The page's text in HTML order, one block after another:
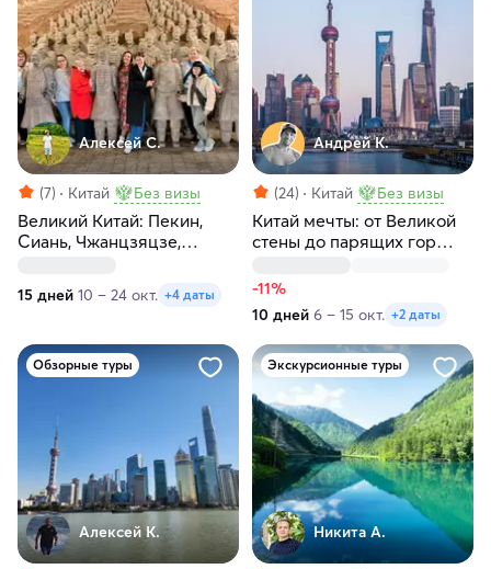
Алексей С.
(7) Китай Без визы
Великий Китай: Пекин,
Сиань, Чжанцзяцзе,
15 дней 10 – 24 окт. +4 даты
Андрей К.
(24) Китай Без визы
Китай мечты: от Великой
стены до парящих гор
-11%
10 дней 6 – 15 окт. +2 даты
Обзорные туры
Алексей К.
Экскурсионные туры
Никита А.